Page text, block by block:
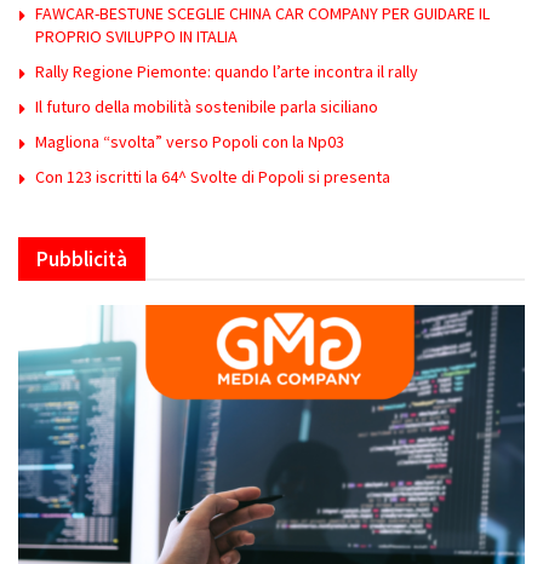
FAWCAR-BESTUNE SCEGLIE CHINA CAR COMPANY PER GUIDARE IL
PROPRIO SVILUPPO IN ITALIA
Rally Regione Piemonte: quando l’arte incontra il rally
Il futuro della mobilità sostenibile parla siciliano
Magliona “svolta” verso Popoli con la Np03
Con 123 iscritti la 64^ Svolte di Popoli si presenta
Pubblicità